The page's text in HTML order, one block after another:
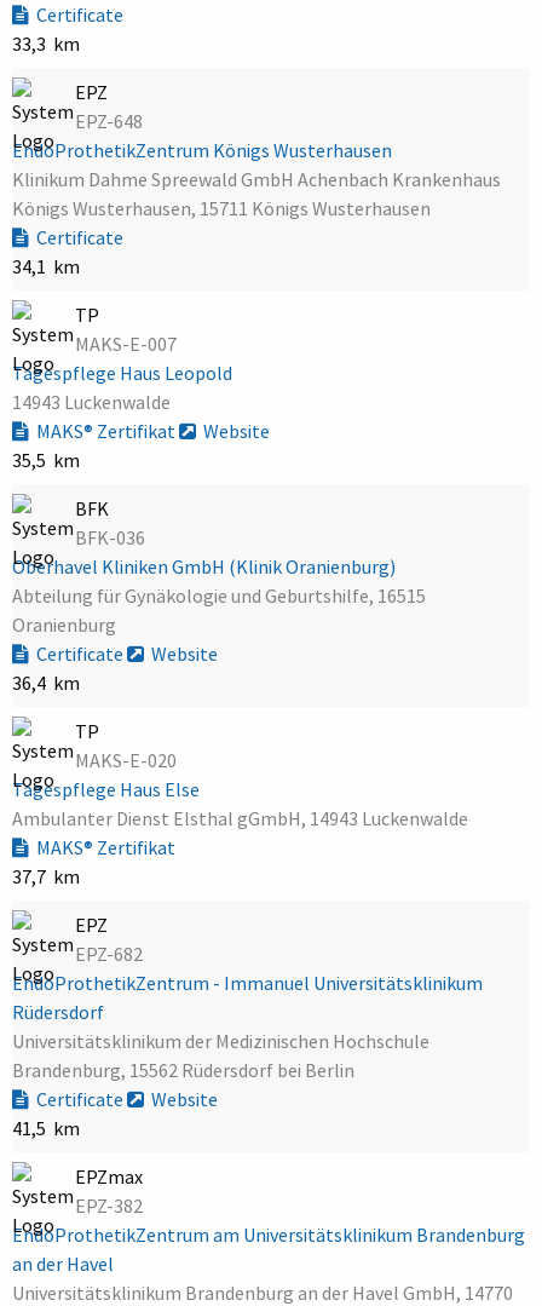
Certificate
33,3 km
EPZ
EPZ-648
EndoProthetikZentrum Königs Wusterhausen
Klinikum Dahme Spreewald GmbH Achenbach Krankenhaus
Königs Wusterhausen, 15711 Königs Wusterhausen
Certificate
34,1 km
TP
MAKS-E-007
Tagespflege Haus Leopold
14943 Luckenwalde
MAKS® Zertifikat
Website
35,5 km
BFK
BFK-036
Oberhavel Kliniken GmbH (Klinik Oranienburg)
Abteilung für Gynäkologie und Geburtshilfe, 16515
Oranienburg
Certificate
Website
36,4 km
TP
MAKS-E-020
Tagespflege Haus Else
Ambulanter Dienst Elsthal gGmbH, 14943 Luckenwalde
MAKS® Zertifikat
37,7 km
EPZ
EPZ-682
EndoProthetikZentrum - Immanuel Universitätsklinikum
Rüdersdorf
Universitätsklinikum der Medizinischen Hochschule
Brandenburg, 15562 Rüdersdorf bei Berlin
Certificate
Website
41,5 km
EPZmax
EPZ-382
EndoProthetikZentrum am Universitätsklinikum Brandenburg
an der Havel
Universitätsklinikum Brandenburg an der Havel GmbH, 14770